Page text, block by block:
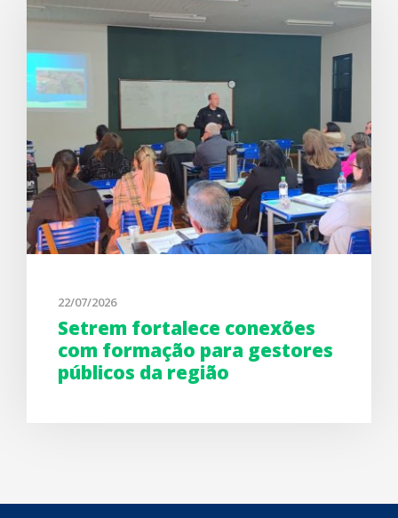
22/07/2026
Setrem fortalece conexões
com formação para gestores
públicos da região